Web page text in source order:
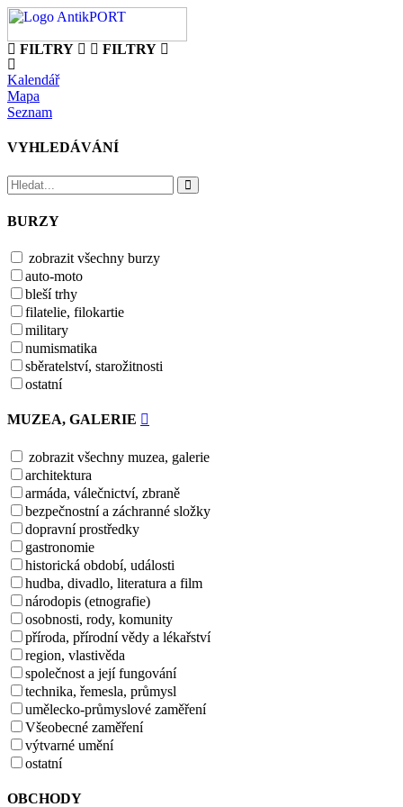
FILTRY
FILTRY
Kalendář
Mapa
Seznam
VYHLEDÁVÁNÍ
BURZY
zobrazit všechny burzy
auto-moto
bleší trhy
filatelie, filokartie
military
numismatika
sběratelství, starožitnosti
ostatní
MUZEA, GALERIE
zobrazit všechny muzea, galerie
architektura
armáda, válečnictví, zbraně
bezpečnostní a záchranné složky
dopravní prostředky
gastronomie
historická období, události
hudba, divadlo, literatura a film
národopis (etnografie)
osobnosti, rody, komunity
příroda, přírodní vědy a lékařství
region, vlastivěda
společnost a její fungování
technika, řemesla, průmysl
umělecko-průmyslové zaměření
Všeobecné zaměření
výtvarné umění
ostatní
OBCHODY